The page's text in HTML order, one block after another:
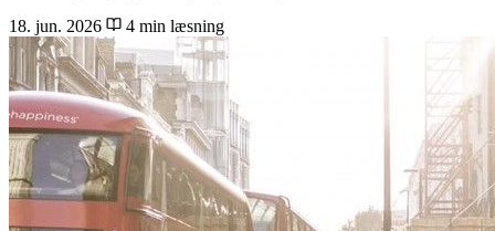
18. jun. 2026
4 min læsning